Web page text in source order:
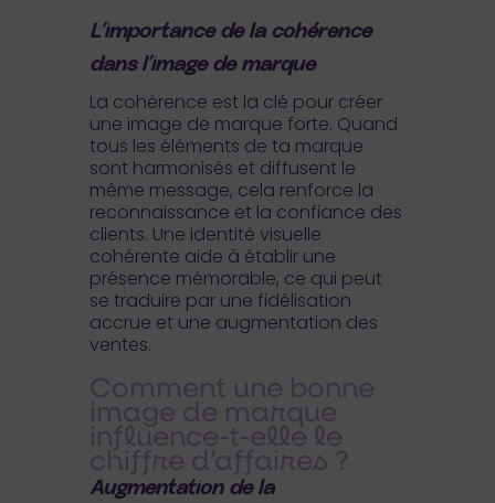
L’importance de la cohérence
dans l’image de marque
La cohérence est la clé pour créer
une image de marque forte. Quand
tous les éléments de ta marque
sont harmonisés et diffusent le
même message, cela renforce la
reconnaissance et la confiance des
clients. Une identité visuelle
cohérente aide à établir une
présence mémorable, ce qui peut
se traduire par une fidélisation
accrue et une augmentation des
ventes.
Comment une bonne
image de marque
influence-t-elle le
chiffre d’affaires ?
Augmentation de la